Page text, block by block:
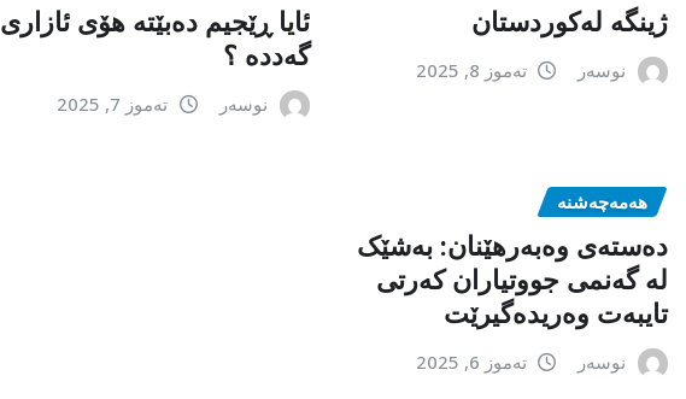
ژینگە لەکوردستان
نوسەر تەموز 8, 2025
ئایا ڕێجیم دەبێتە هۆی ئازاری
گەددە ؟
نوسەر تەموز 7, 2025
هەمەچەشنە
دەستەی وەبەرهێنان: بەشێک
لە گەنمی جووتیاران کەرتی
تایبەت وەریدەگیرێت
نوسەر تەموز 6, 2025